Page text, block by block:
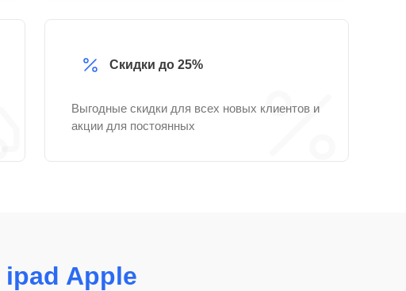
Скидки до 25%
Выгодные скидки для всех новых клиентов и
акции для постоянных
ipad Apple